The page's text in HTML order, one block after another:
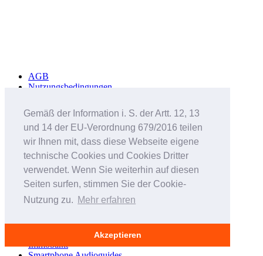
Gemäß der Information i. S. der Artt. 12, 13
und 14 der EU-Verordnung 679/2016 teilen
wir Ihnen mit, dass diese Webseite eigene
technische Cookies und Cookies Dritter
verwendet. Wenn Sie weiterhin auf diesen
Seiten surfen, stimmen Sie der Cookie-
Nutzung zu. Mehr erfahren
Akzeptieren
AGB
Nutzungsbedingungen
Häufig gestellte Fragen
Sicherheitshinweise
Werbung schalten
Impressum
Studenteninserate.at
Kleinanzeigen-Suedtirol.com
RC-Flohmarkt.com
MeinInserat.at
MeinInserat.com
AnnunciPratici.it
Immobar.it